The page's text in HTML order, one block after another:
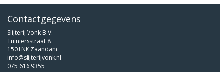
Contactgegevens
Slijterij Vonk B.V.
Tuiniersstraat 8
1501NK Zaandam
info@slijterijvonk.nl
075 616 9355